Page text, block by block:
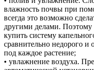
влажность почвы при
всегда это возможно
другими делами. Поэтому
купить систему
сравнительно недорого и
под каждое растение;
• увлажнение воздуха.